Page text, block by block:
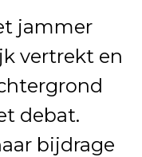
jammer
vertrekt en
debat.
bijdrage